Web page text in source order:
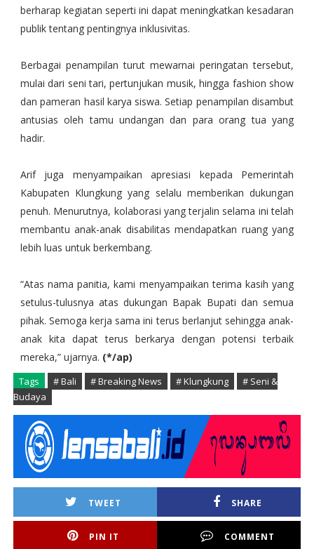
berharap kegiatan seperti ini dapat meningkatkan kesadaran
publik tentang pentingnya inklusivitas.
Berbagai penampilan turut mewarnai peringatan tersebut,
mulai dari seni tari, pertunjukan musik, hingga fashion show
dan pameran hasil karya siswa. Setiap penampilan disambut
antusias oleh tamu undangan dan para orang tua yang
hadir.
Arif juga menyampaikan apresiasi kepada Pemerintah
Kabupaten Klungkung yang selalu memberikan dukungan
penuh. Menurutnya, kolaborasi yang terjalin selama ini telah
membantu anak-anak disabilitas mendapatkan ruang yang
lebih luas untuk berkembang.
“Atas nama panitia, kami menyampaikan terima kasih yang
setulus-tulusnya atas dukungan Bapak Bupati dan semua
pihak. Semoga kerja sama ini terus berlanjut sehingga anak-
anak kita dapat terus berkarya dengan potensi terbaik
mereka,” ujarnya. (*/ap)
Tags # Bali # Breaking News # Klungkung
# Seni &
Budaya
TWEET SHARE
PIN IT COMMENT